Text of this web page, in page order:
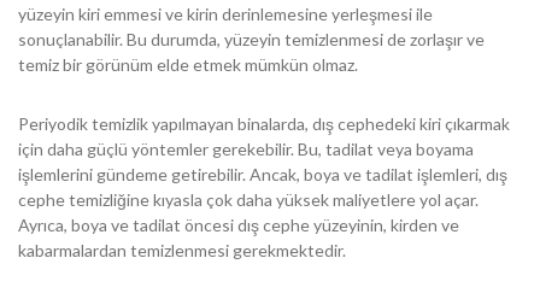
yüzeyin kiri emmesi ve kirin derinlemesine yerleşmesi ile
sonuçlanabilir. Bu durumda, yüzeyin temizlenmesi de zorlaşır ve
temiz bir görünüm elde etmek mümkün olmaz.
Periyodik temizlik yapılmayan binalarda, dış cephedeki kiri çıkarmak
için daha güçlü yöntemler gerekebilir. Bu, tadilat veya boyama
işlemlerini gündeme getirebilir. Ancak, boya ve tadilat işlemleri, dış
cephe temizliğine kıyasla çok daha yüksek maliyetlere yol açar.
Ayrıca, boya ve tadilat öncesi dış cephe yüzeyinin, kirden ve
kabarmalardan temizlenmesi gerekmektedir.